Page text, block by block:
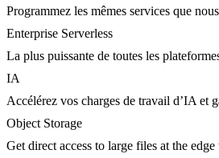
Programmez les mêmes services que
Enterprise Serverless
La plus puissante de toutes les
IA
Accélérez vos charges de travail d’IA et
Object Storage
Get direct access to large files at the